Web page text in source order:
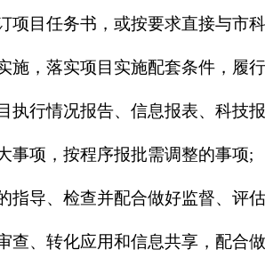
项目任务书，或按要求直接与市
施，落实项目实施配套条件，履
执行情况报告、信息报表、科技
事项，按程序报批需调整的事项;
指导、检查并配合做好监督、评
查、转化应用和信息共享，配合